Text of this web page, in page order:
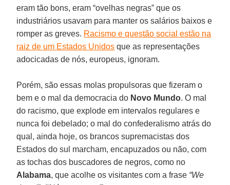
eram tão bons, eram “ovelhas negras” que os
industriários usavam para manter os salários baixos e
romper as greves. Racismo e questão social estão na
raiz de um Estados Unidos que as representações
adocicadas de nós, europeus, ignoram.
Porém, são essas molas propulsoras que fizeram o
bem e o mal da democracia do Novo Mundo. O mal
do racismo, que explode em intervalos regulares e
nunca foi debelado; o mal do confederalismo atrás do
qual, ainda hoje, os brancos supremacistas dos
Estados do sul marcham, encapuzados ou não, com
as tochas dos buscadores de negros, como no
Alabama, que acolhe os visitantes com a frase “We